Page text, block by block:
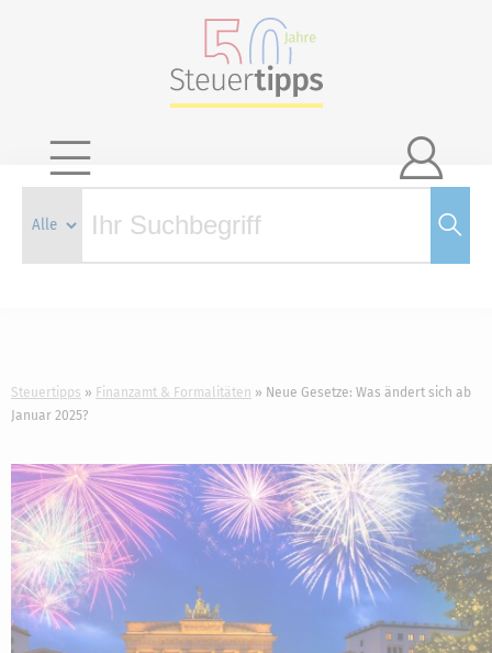

Steuertipps Finanzamt & Formalitäten
Neue Gesetze: Was ändert sich ab
Januar 2025?